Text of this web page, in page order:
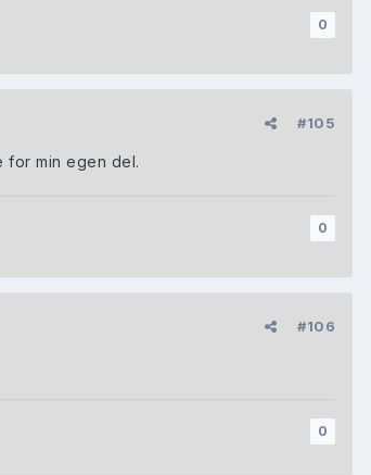
0
#105
for min egen del.
0
#106
0